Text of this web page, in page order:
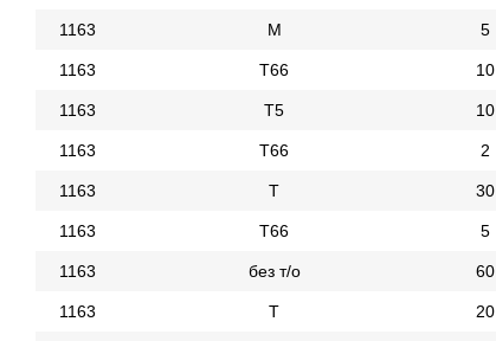
1163 М 5
1163 Т66 10
1163 Т5 10
1163 Т66 2
1163 Т 30
1163 Т66 5
1163 без т/о 60
1163 Т 20